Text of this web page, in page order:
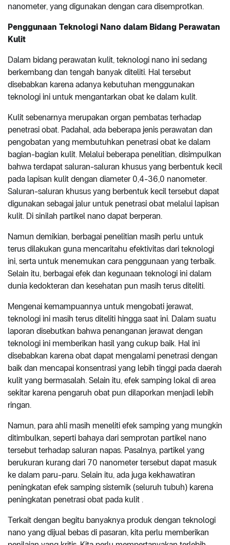
nanometer, yang digunakan dengan cara disemprotkan.
Penggunaan Teknologi Nano dalam Bidang Perawatan
Kulit
Dalam bidang perawatan kulit, teknologi nano ini sedang
berkembang dan tengah banyak diteliti. Hal tersebut
disebabkan karena adanya kebutuhan menggunakan
teknologi ini untuk mengantarkan obat ke dalam kulit.
Kulit sebenarnya merupakan organ pembatas terhadap
penetrasi obat. Padahal, ada beberapa jenis perawatan dan
pengobatan yang membutuhkan penetrasi obat ke dalam
bagian-bagian kulit. Melalui beberapa penelitian, disimpulkan
bahwa terdapat saluran-saluran khusus yang berbentuk kecil
pada lapisan kulit dengan diameter 0,4-36,0 nanometer.
Saluran-saluran khusus yang berbentuk kecil tersebut dapat
digunakan sebagai jalur untuk penetrasi obat melalui lapisan
kulit. Di sinilah partikel nano dapat berperan.
Namun demikian, berbagai penelitian masih perlu untuk
terus dilakukan guna mencaritahu efektivitas dari teknologi
ini, serta untuk menemukan cara penggunaan yang terbaik.
Selain itu, berbagai efek dan kegunaan teknologi ini dalam
dunia kedokteran dan kesehatan pun masih terus diteliti.
Mengenai kemampuannya untuk mengobati jerawat,
teknologi ini masih terus diteliti hingga saat ini. Dalam suatu
laporan disebutkan bahwa penanganan jerawat dengan
teknologi ini memberikan hasil yang cukup baik. Hal ini
disebabkan karena obat dapat mengalami penetrasi dengan
baik dan mencapai konsentrasi yang lebih tinggi pada daerah
kulit yang bermasalah. Selain itu, efek samping lokal di area
sekitar karena pengaruh obat pun dilaporkan menjadi lebih
ringan.
Namun, para ahli masih meneliti efek samping yang mungkin
ditimbulkan, seperti bahaya dari semprotan partikel nano
tersebut terhadap saluran napas. Pasalnya, partikel yang
berukuran kurang dari 70 nanometer tersebut dapat masuk
ke dalam paru-paru. Selain itu, ada juga kekhawatiran
peningkatan efek samping sistemik (seluruh tubuh) karena
peningkatan penetrasi obat pada kulit .
Terkait dengan begitu banyaknya produk dengan teknologi
nano yang dijual bebas di pasaran, kita perlu memberikan